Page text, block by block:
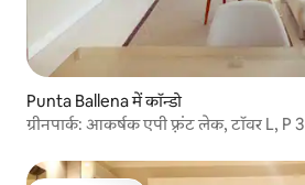
Punta Ballena में कॉन्डो
ग्रीनपार्क: आकर्षक एपी फ़्रंट लेक, टॉवर L, P 3